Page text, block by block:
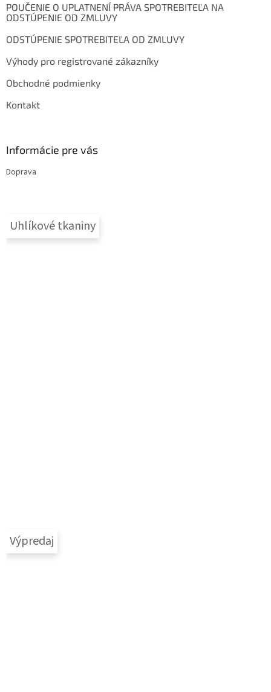
POUČENIE O UPLATNENÍ PRÁVA SPOTREBITEĽA NA
ODSTÚPENIE OD ZMLUVY
ODSTÚPENIE SPOTREBITEĽA OD ZMLUVY
Výhody pro registrované zákazníky
Obchodné podmienky
Kontakt
Informácie pre vás
Doprava
Uhlíkové tkaniny
Výpredaj